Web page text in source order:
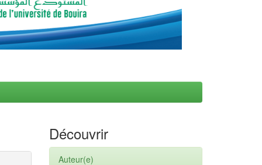
Découvrir
Auteur(e)